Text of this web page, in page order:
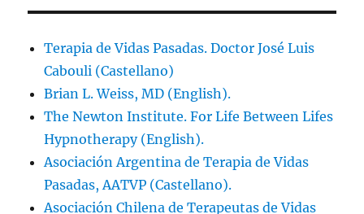
Terapia de Vidas Pasadas. Doctor José Luis
Cabouli (Castellano)
Brian L. Weiss, MD (English).
The Newton Institute. For Life Between Lifes
Hypnotherapy (English).
Asociación Argentina de Terapia de Vidas
Pasadas, AATVP (Castellano).
Asociación Chilena de Terapeutas de Vidas